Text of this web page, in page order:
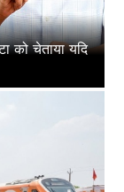
को चेताया यदि